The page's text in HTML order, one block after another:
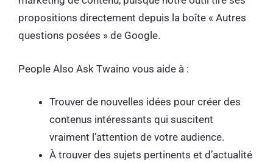
propositions directement depuis la boîte « Autres
questions posées » de Google.
People Also Ask Twaino vous aide à :
Trouver de nouvelles idées pour créer des
contenus intéressants qui suscitent
vraiment l’attention de votre audience.
À trouver des sujets pertinents et d’actualité